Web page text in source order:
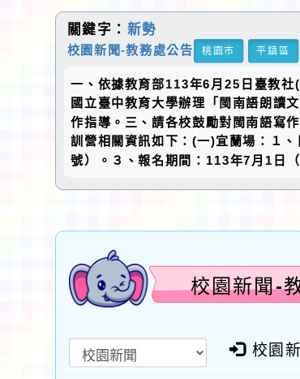
關鍵字： 新勢
校園新聞-教務處公告 桃園市 平鎮區
一、依據教育部113年6月25日臺教
國立臺中教育大學辦理「閩南語朗讀
作指導。三、請各校鼓勵對閩南語寫
訓營相關資訊如下：(一)宜蘭場：１
號）。３、報名期間：113年7月1日
校園新聞-
校園